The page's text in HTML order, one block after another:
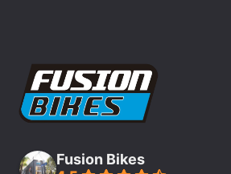
Fusion Bikes